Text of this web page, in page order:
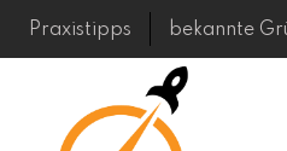
Skip
Praxistipps bekannte